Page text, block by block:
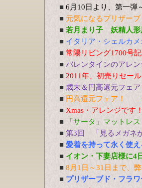
■ 6月10日より、第一弾
■ 元気になるプリザー
■ 若月まり子 妖精人
■ イタリア・シェルカ
■ 常陽リビング1700号
■ バレンタインのアレ
■ 2011年、初売りセー
■ 歳末＆円高還元フェ
■ 円高還元フェア！
■ Xmas・アレンジで
■
「サータ」マット
■ 第3回 「見るメガネ
■ 愛着を持って永く使
■ イオン・下妻店様に4
■ 8月1日～31日まで、
■ プリザーブド・フラ